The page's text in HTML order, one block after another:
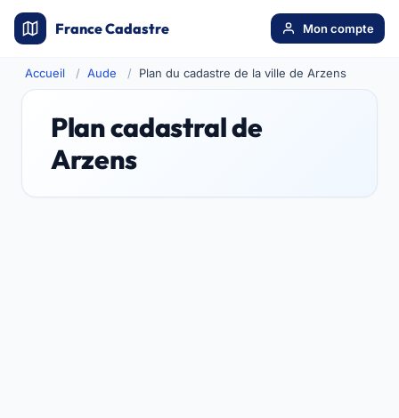
France Cadastre Mon compte
Accueil Aude Plan du cadastre de la ville de Arzens
Plan cadastral de
Arzens